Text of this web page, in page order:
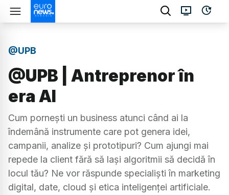
@UPB
@UPB | Antreprenor în
era AI
Cum pornești un business atunci când ai la
îndemână instrumente care pot genera idei,
campanii, analize și prototipuri? Cum ajungi mai
repede la client fără să lași algoritmii să decidă în
locul tău? Ne vor răspunde specialiști în marketing
digital, date, cloud și etica inteligenței artificiale.